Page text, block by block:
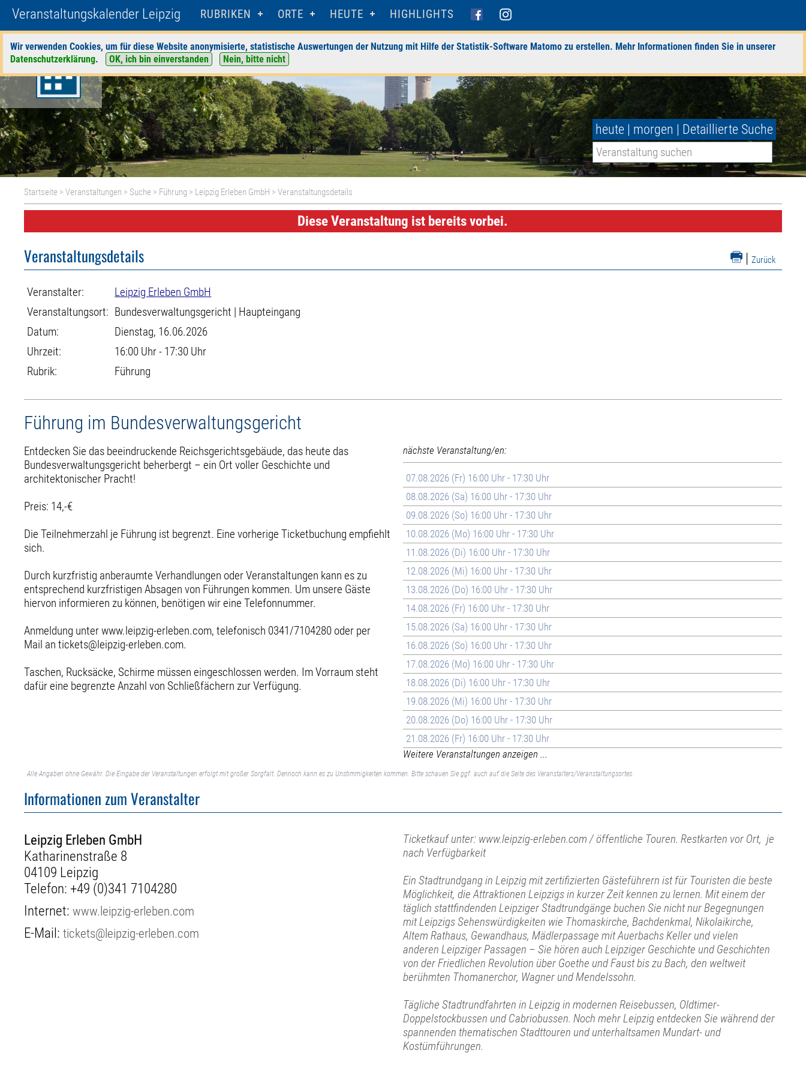
Veranstaltungskalender Leipzig RUBRIKEN ORTE HEUTE HIGHLIGHTS
Wir verwenden Cookies, um für diese Website anonymisierte, statistische Auswertungen der Nutzung mit Hilfe der Statistik-Software Matomo zu erstellen. Mehr Informationen finden Sie in unserer
Datenschutzerklärung. OK, ich bin einverstanden Nein, bitte nicht
heute | morgen | Detaillierte Suche
Startseite >Veranstaltungen > Suche > Führung > Leipzig Erleben GmbH > Veranstaltungsdetails
Diese Veranstaltung ist bereits vorbei.
| Zurück
Veranstaltungsdetails
Veranstalter:
Leipzig Erleben GmbH
Veranstaltungsort: Bundesverwaltungsgericht | Haupteingang
Datum:
Dienstag, 16.06.2026
Uhrzeit:
16:00 Uhr - 17:30 Uhr
Rubrik:
Führung
Führung im Bundesverwaltungsgericht
Entdecken Sie das beeindruckende Reichsgerichtsgebäude, das heute das
Bundesverwaltungsgericht beherbergt – ein Ort voller Geschichte und
architektonischer Pracht!
Preis: 14,-€
Die Teilnehmerzahl je Führung ist begrenzt. Eine vorherige Ticketbuchung empfiehlt
sich.
Durch kurzfristig anberaumte Verhandlungen oder Veranstaltungen kann es zu
entsprechend kurzfristigen Absagen von Führungen kommen. Um unsere Gäste
hiervon informieren zu können, benötigen wir eine Telefonnummer.
Anmeldung unter www.leipzig-erleben.com, telefonisch 0341/7104280 oder per
Mail an tickets@leipzig-erleben.com.
Taschen, Rucksäcke, Schirme müssen eingeschlossen werden. Im Vorraum steht
dafür eine begrenzte Anzahl von Schließfächern zur Verfügung.
nächste Veranstaltung/en:
07.08.2026 (Fr) 16:00 Uhr - 17:30 Uhr
08.08.2026 (Sa) 16:00 Uhr - 17:30 Uhr
09.08.2026 (So) 16:00 Uhr - 17:30 Uhr
10.08.2026 (Mo) 16:00 Uhr - 17:30 Uhr
11.08.2026 (Di) 16:00 Uhr - 17:30 Uhr
12.08.2026 (Mi) 16:00 Uhr - 17:30 Uhr
13.08.2026 (Do) 16:00 Uhr - 17:30 Uhr
14.08.2026 (Fr) 16:00 Uhr - 17:30 Uhr
15.08.2026 (Sa) 16:00 Uhr - 17:30 Uhr
16.08.2026 (So) 16:00 Uhr - 17:30 Uhr
17.08.2026 (Mo) 16:00 Uhr - 17:30 Uhr
18.08.2026 (Di) 16:00 Uhr - 17:30 Uhr
19.08.2026 (Mi) 16:00 Uhr - 17:30 Uhr
20.08.2026 (Do) 16:00 Uhr - 17:30 Uhr
21.08.2026 (Fr) 16:00 Uhr - 17:30 Uhr
Weitere Veranstaltungen anzeigen ...
Alle Angaben ohne Gewähr. Die Eingabe der Veranstaltungen erfolgt mit großer Sorgfalt. Dennoch kann es zu Unstimmigkeiten kommen. Bitte schauen Sie ggf. auch auf die Seite des Veranstalters/Veranstaltungsortes.
Informationen zum Veranstalter
Leipzig Erleben GmbH
Katharinenstraße 8
04109 Leipzig
Telefon: +49 (0)341 7104280
Internet:www.leipzig-erleben.com
E-Mail:tickets@leipzig-erleben.com
Ticketkauf unter: www.leipzig-erleben.com / öffentliche Touren. Restkarten vor Ort, je
nach Verfügbarkeit
Ein Stadtrundgang in Leipzig mit zertifizierten Gästeführern ist für Touristen die beste
Möglichkeit, die Attraktionen Leipzigs in kurzer Zeit kennen zu lernen. Mit einem der
täglich stattfindenden Leipziger Stadtrundgänge buchen Sie nicht nur Begegnungen
mit Leipzigs Sehenswürdigkeiten wie Thomaskirche, Bachdenkmal, Nikolaikirche,
Altem Rathaus, Gewandhaus, Mädlerpassage mit Auerbachs Keller und vielen
anderen Leipziger Passagen – Sie hören auch Leipziger Geschichte und Geschichten
von der Friedlichen Revolution über Goethe und Faust bis zu Bach, den weltweit
berühmten Thomanerchor, Wagner und Mendelssohn.
Tägliche Stadtrundfahrten in Leipzig in modernen Reisebussen, Oldtimer-
Doppelstockbussen und Cabriobussen. Noch mehr Leipzig entdecken Sie während der
spannenden thematischen Stadttouren und unterhaltsamen Mundart- und
Kostümführungen.